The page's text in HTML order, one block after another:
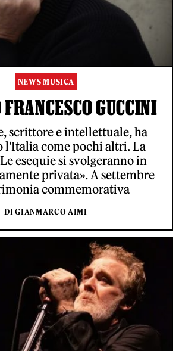
NEWS MUSICA
GUCCINI
scrittore e intellettuale, ha
l'Italia come pochi altri. La
esequie si svolgeranno in
privata». A settembre
commemorativa
DI GIANMARCO AIMI